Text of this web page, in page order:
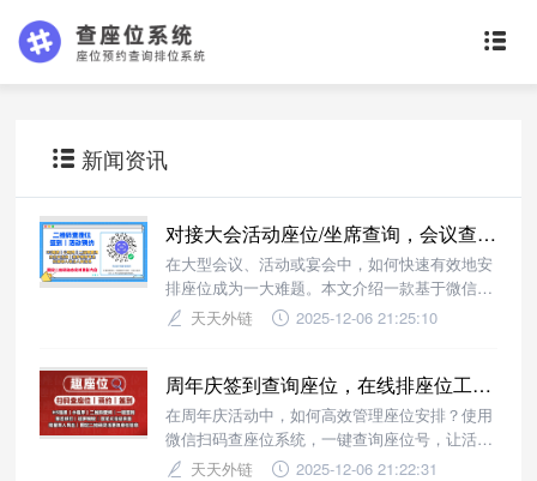
新闻资讯
对接大会活动座位/坐席查询，会议查座位系统智能解决方案
在大型会议、活动或宴会中，如何快速有效地安
排座位成为一大难题。本文介绍一款基于微信扫
码查座位系统的智能解决方案，帮助主办方高效
天天外链 2025-12-06 21:25:10
周年庆签到查询座位，在线排座位工具提升客户体验
在周年庆活动中，如何高效管理座位安排？使用
微信扫码查座位系统，一键查询座位号，让活动
更有序、更贴心。
天天外链 2025-12-06 21:22:31